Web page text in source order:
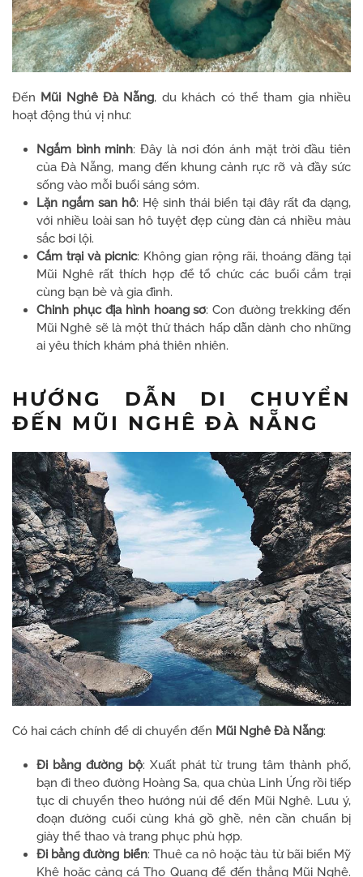
Đến Mũi Nghê Đà Nẵng, du khách có thể tham gia nhiều
hoạt động thú vị như:
Ngắm bình minh: Đây là nơi đón ánh mặt trời đầu tiên
của Đà Nẵng, mang đến khung cảnh rực rỡ và đầy sức
sống vào mỗi buổi sáng sớm.
Lặn ngắm san hô: Hệ sinh thái biển tại đây rất đa dạng,
với nhiều loài san hô tuyệt đẹp cùng đàn cá nhiều màu
sắc bơi lội.
Cắm trại và picnic: Không gian rộng rãi, thoáng đãng tại
Mũi Nghê rất thích hợp để tổ chức các buổi cắm trại
cùng bạn bè và gia đình.
Chinh phục địa hình hoang sơ: Con đường trekking đến
Mũi Nghê sẽ là một thử thách hấp dẫn dành cho những
ai yêu thích khám phá thiên nhiên.
HƯỚNG DẪN DI CHUYỂN
ĐẾN MŨI NGHÊ ĐÀ NẴNG
Có hai cách chính để di chuyển đến Mũi Nghê Đà Nẵng:
Đi bằng đường bộ: Xuất phát từ trung tâm thành phố,
bạn đi theo đường Hoàng Sa, qua chùa Linh Ứng rồi tiếp
tục di chuyển theo hướng núi để đến Mũi Nghê. Lưu ý,
đoạn đường cuối cùng khá gồ ghề, nên cần chuẩn bị
giày thể thao và trang phục phù hợp.
Đi bằng đường biển: Thuê ca nô hoặc tàu từ bãi biển Mỹ
Khê hoặc cảng cá Thọ Quang để đến thẳng Mũi Nghê.